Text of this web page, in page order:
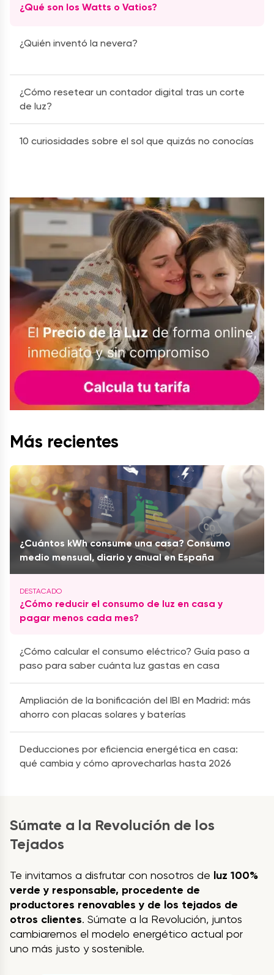
¿Qué son los Watts o Vatios?
¿Quién inventó la nevera?
¿Cómo resetear un contador digital tras un corte
de luz?
10 curiosidades sobre el sol que quizás no conocías
Más recientes
¿Cuántos kWh consume una casa? Consumo
medio mensual, diario y anual en España
¿Cómo reducir el consumo de luz en casa y
pagar menos cada mes?
¿Cómo calcular el consumo eléctrico? Guía paso a
paso para saber cuánta luz gastas en casa
Ampliación de la bonificación del IBI en Madrid: más
ahorro con placas solares y baterías
Deducciones por eficiencia energética en casa:
qué cambia y cómo aprovecharlas hasta 2026
Súmate a la Revolución de los
Tejados
Te invitamos a disfrutar con nosotros de luz 100%
verde y responsable, procedente de
productores renovables y de los tejados de
otros clientes. Súmate a la Revolución, juntos
cambiaremos el modelo energético actual por
uno más justo y sostenible.